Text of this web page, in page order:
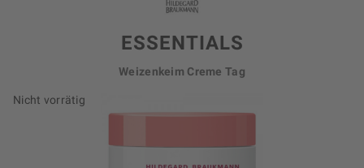
Nicht vorrätig
ESSENTIALS
Weizenkeim Creme Tag